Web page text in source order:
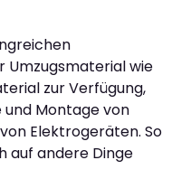
Umzugsmaterial wie
zur Verfügung,
Montage von
Elektrogeräten. So
auf andere Dinge